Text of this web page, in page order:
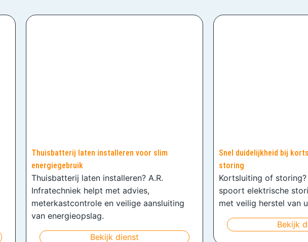
Thuisbatterij laten installeren voor slim
energiegebruik
Thuisbatterij laten installeren? A.R.
Infratechniek helpt met advies,
meterkastcontrole en veilige aansluiting
van energieopslag.
Bekijk dienst
Snel duidelijkheid bij
storing
Kortsluiting of
spoort elektrische
met veilig herstel van
Bekijk